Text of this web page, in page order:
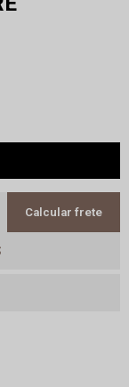
Calcular frete